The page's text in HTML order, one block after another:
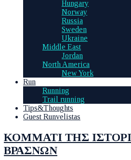
Hungary
Norway
Russia
Sweden
Ukraine
Middle East
Jordan
North America
New York
Run
Running
Trail running
Tips&Thoughts
Guest Runvelistas
ΚΟΜΜΑΤΙ ΤΗΣ
ΒΡΑΣΝΩΝ